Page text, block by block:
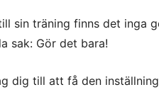
sin träning finns det inga
sak: Gör det bara!
dig till att få den